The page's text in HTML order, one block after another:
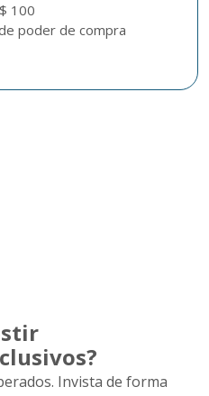
100
Invista de forma